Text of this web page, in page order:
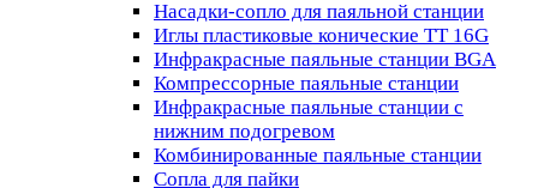
Насадки-сопло для паяльной станции
Иглы пластиковые конические TT 16G
Инфракрасные паяльные станции BGA
Компрессорные паяльные станции
Инфракрасные паяльные станции с
нижним подогревом
Комбинированные паяльные станции
Сопла для пайки